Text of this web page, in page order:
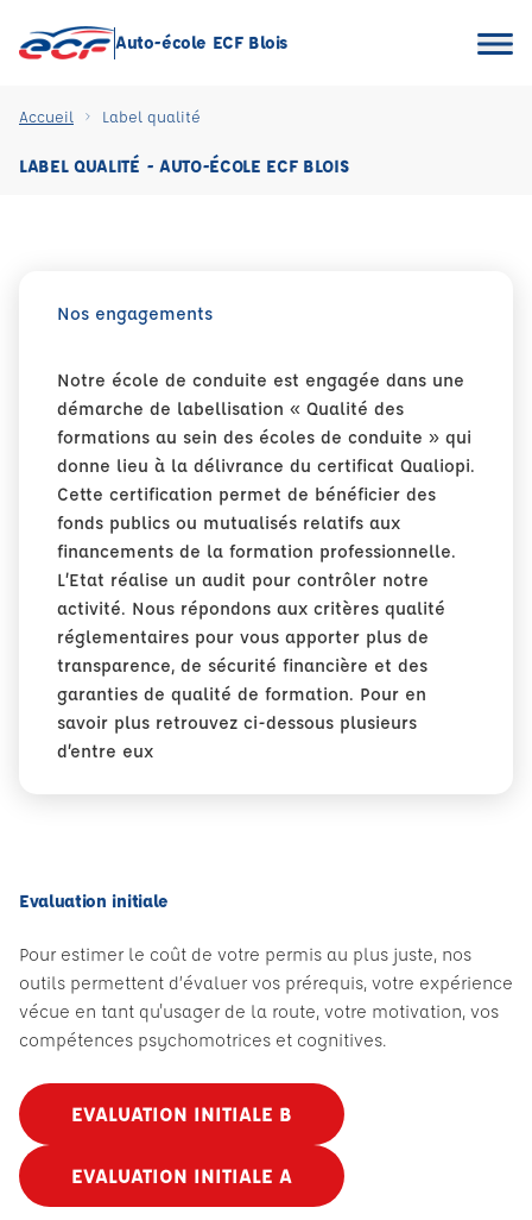
Auto-école ECF Blois
Accueil Label qualité
LABEL QUALITÉ - AUTO-ÉCOLE ECF BLOIS
Nos engagements
Notre école de conduite est engagée dans une
démarche de labellisation « Qualité des
formations au sein des écoles de conduite » qui
donne lieu à la délivrance du certificat Qualiopi.
Cette certification permet de bénéficier des
fonds publics ou mutualisés relatifs aux
financements de la formation professionnelle.
L’Etat réalise un audit pour contrôler notre
activité. Nous répondons aux critères qualité
réglementaires pour vous apporter plus de
transparence, de sécurité financière et des
garanties de qualité de formation. Pour en
savoir plus retrouvez ci-dessous plusieurs
d’entre eux
Evaluation initiale
Pour estimer le coût de votre permis au plus juste, nos
outils permettent d’évaluer vos prérequis, votre expérience
vécue en tant qu'usager de la route, votre motivation, vos
compétences psychomotrices et cognitives.
EVALUATION INITIALE B
EVALUATION INITIALE A